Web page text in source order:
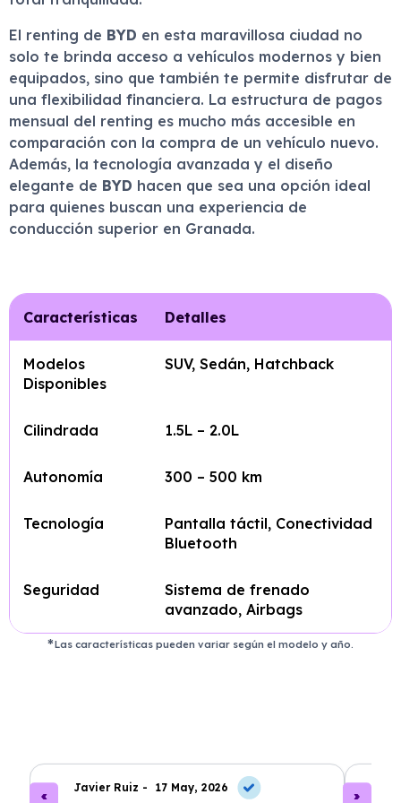
El renting de BYD en esta maravillosa ciudad no
solo te brinda acceso a vehículos modernos y bien
equipados, sino que también te permite disfrutar de
una flexibilidad financiera. La estructura de pagos
mensual del renting es mucho más accesible en
comparación con la compra de un vehículo nuevo.
Además, la tecnología avanzada y el diseño
elegante de BYD hacen que sea una opción ideal
para quienes buscan una experiencia de
conducción superior en Granada.
Características Detalles
Modelos
Disponibles
SUV, Sedán, Hatchback
Cilindrada 1.5L – 2.0L
Autonomía 300 – 500 km
Tecnología
Pantalla táctil, Conectividad
Bluetooth
Seguridad
Sistema de frenado
avanzado, Airbags
Las características pueden variar según el modelo y año.
Javier Ruiz - 17 May, 2026